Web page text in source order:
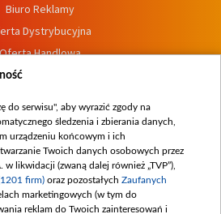
Biuro Reklamy
Dystrybucyjna
Handlowa
Dostępność
zgłoszeń wewnętrznych
do serwisu", aby wyrazić zgody na
śledzenia i zbierania danych,
urządzeniu końcowym i ich
Twoich danych osobowych przez
w likwidacji (zwaną dalej również „TVP”),
firm) oraz pozostałych Zaufanych
marketingowych (w tym do
reklam do Twoich zainteresowań i